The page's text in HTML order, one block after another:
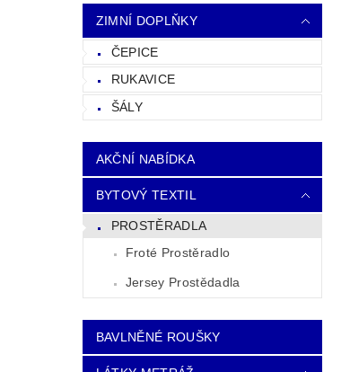
ZIMNÍ DOPLŇKY
ČEPICE
RUKAVICE
ŠÁLY
AKČNÍ NABÍDKA
BYTOVÝ TEXTIL
PROSTĚRADLA
Froté Prostěradlo
Jersey Prostědadla
BAVLNĚNÉ ROUŠKY